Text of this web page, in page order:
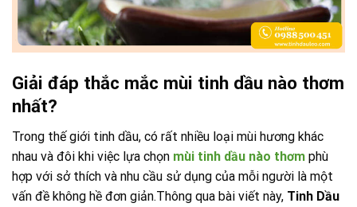
Giải đáp thắc mắc mùi tinh dầu nào thơm
nhất?
Trong thế giới tinh dầu, có rất nhiều loại mùi hương khác
nhau và đôi khi việc lựa chọn mùi tinh dầu nào thơm phù
hợp với sở thích và nhu cầu sử dụng của mỗi người là một
vấn đề không hề đơn giản.Thông qua bài viết này, Tinh Dầu